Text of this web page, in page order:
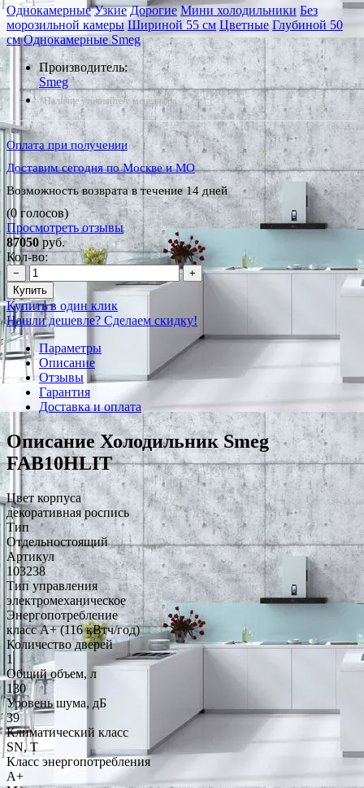
Однокамерные Узкие Дорогие Мини холодильники Без
морозильной камеры Шириной 55 см Цветные Глубиной 50
см Однокамерные Smeg
Производитель:
Smeg
*Наличие уточняйте у менеджера
Оплата при получении
Доставим сегодня по Москве и МО
Возможность возврата в течение 14 дней
(0 голосов)
Просмотреть отзывы
87050руб.
Кол-во:
−
+
Купить
Купить в один клик
Нашли дешевле? Сделаем скидку!
Параметры
Описание
Отзывы
Гарантия
Доставка и оплата
Описание Холодильник Smeg
FAB10HLIT
Цвет корпуса
декоративная роспись
Тип
Отдельностоящий
Артикул
103238
Тип управления
электромеханическое
Энергопотребление
класс A+ (116 кВтч/год)
Количество дверей
1
Общий объем, л
130
Уровень шума, дБ
39
Климатический класс
SN, T
Класс энергопотребления
A+